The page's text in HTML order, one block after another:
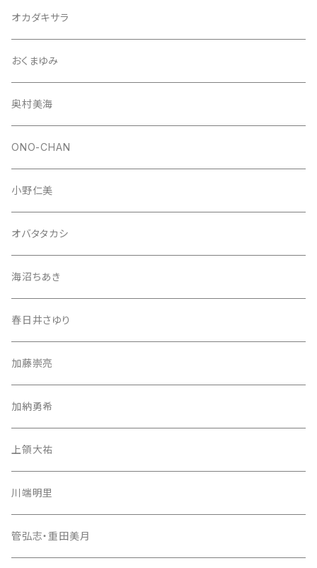
オカダキサラ
おくまゆみ
奥村美海
ONO-CHAN
小野仁美
オバタタカシ
海沼ちあき
春日井さゆり
加藤崇亮
加納勇希
上領大祐
川端明里
管弘志・重田美月